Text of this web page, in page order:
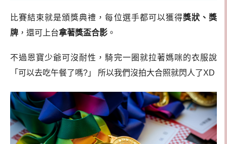
比賽結束就是頒獎典禮，每位選手都可以獲得獎狀、獎
牌 ，還可上台拿著獎盃合影 。
不過恩寶少爺可沒耐性，騎完一圈就拉著媽咪的衣服說
「可以去吃午餐了嗎?」 所以我們沒拍大合照就閃人了XD